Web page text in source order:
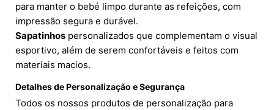
para manter o bebé limpo durante as refeições, com
impressão segura e durável.
Sapatinhos personalizados que complementam o visual
esportivo, além de serem confortáveis e feitos com
materiais macios.
Detalhes de Personalização e Segurança
Todos os nossos produtos de personalização para